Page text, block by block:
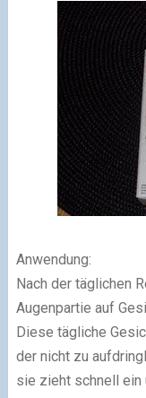
Anwendung:
Nach der täglichen
Augenpartie auf
Diese tägliche
der nicht zu
sie zieht schnell ein